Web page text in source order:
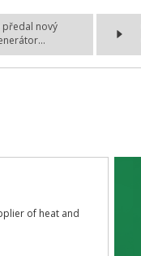
předal nový
of heat and